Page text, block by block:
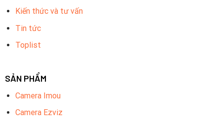
Kiến thức và tư vấn
Tin tức
Toplist
SẢN PHẨM
Camera Imou
Camera Ezviz